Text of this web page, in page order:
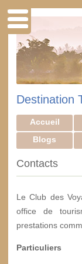
Destination
Accueil
Blogs
Contacts
Le Club des
office de
prestations
Particuliers